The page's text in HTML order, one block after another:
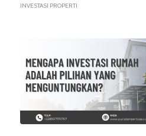
INVESTASI PROPERTI